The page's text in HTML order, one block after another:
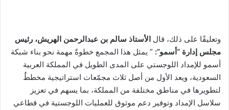
وتعليقًا على ذلك، قال الأستاذ سالم بن عبدالرحمن الهريش، رئيس
مجلس إدارة “أسمو”: ” يمثل هذا المجمع خطوةً مهمة نحو بناء شبكة
أسمو للإمداد اللوجستي على المدى الطويل في المملكة العربية
السعودية، ويعد الأول من أصل ثلاث مجمّعات استراتيجية مخططٌ
لتطويرها في مناطق مختلفة من المملكة، بما يسهم في تعزيز
سلاسل الإمداد وتوفير دعم موثوق للعمليات اللوجستية في قطاعي